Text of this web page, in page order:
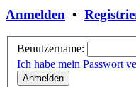
Anmelden •
Benutzername:
Ich habe mein Passwort